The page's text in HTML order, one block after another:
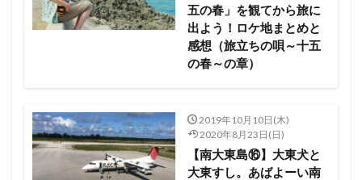
五の春」を観てから旅に
出よう！ロケ地まとめと
感想（旅立ちの唄～十五
の春～の章）
2019年10月10日(木)
2020年8月23日(日)
【南大東島⑯】大東犬と
大東すし。あばよーい南